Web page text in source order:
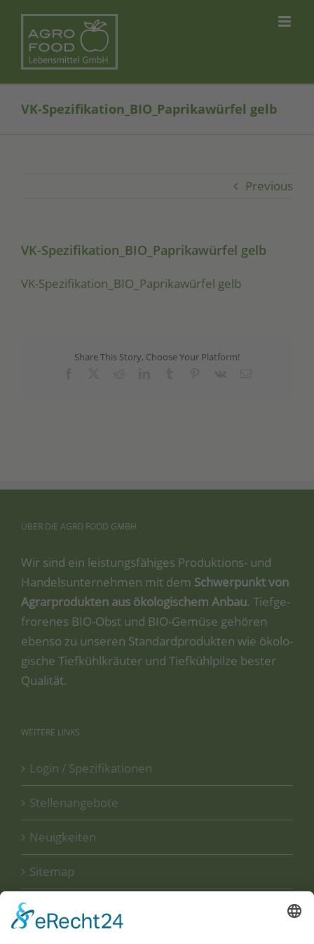
content
VK-Spezifikation_BIO_Paprikawürfel gelb
Previous
VK-Spezifikation_BIO_Paprikawürfel gelb
VK-Spe­zi­fi­ka­ti­on_­BIO­_­Pa­pri­ka­wür­fel gelb
Share This Story, Choose Your Platform!
ÜBER DIE AGRO FOOD GMBH
Wir sind ein leis­tungs­fä­hi­ges Pro­duk­ti­ons- und
Han­dels­un­ter­neh­men mit dem Schwer­punkt von
Agrar­pro­duk­ten aus öko­lo­gi­schem Anbau. Tief­ge­
fro­re­nes BIO-Obst und BIO-Gemü­se gehö­ren
eben­so zu unse­ren Stan­dard­pro­duk­ten wie öko­lo­
gi­sche Tief­kühl­kräu­ter und Tief­kühl­pil­ze bes­ter
Qualität.
WEITERE LINKS
Login / Spezifikationen
Stellenangebote
Neuigkeiten
Sitemap
Disclaimer